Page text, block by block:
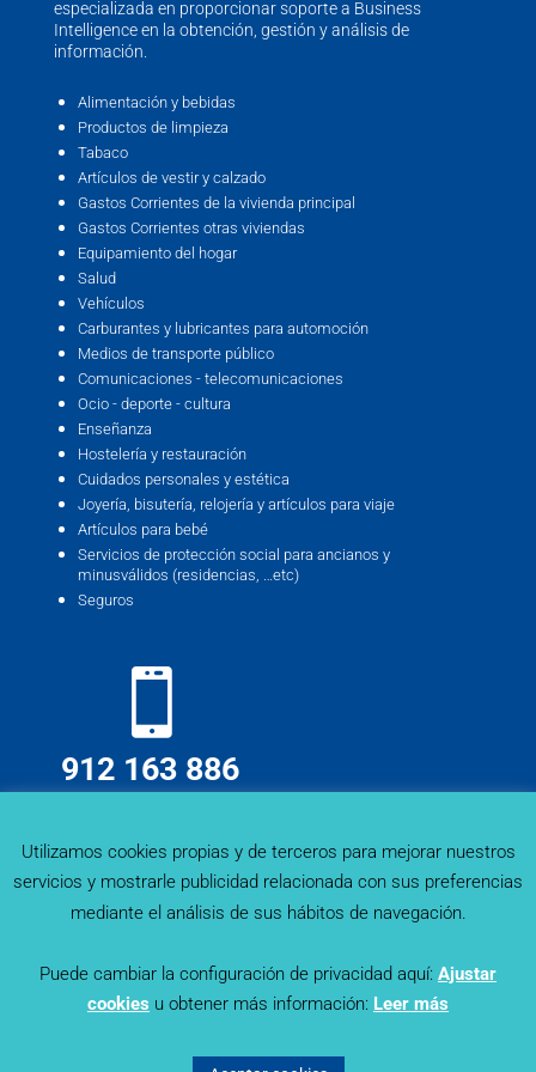
especializada en proporcionar soporte a Business
Intelligence en la obtención, gestión y análisis de
información.
Alimentación y bebidas
Productos de limpieza
Tabaco
Artículos de vestir y calzado
Gastos Corrientes de la vivienda principal
Gastos Corrientes otras viviendas
Equipamiento del hogar
Salud
Vehículos
Carburantes y lubricantes para automoción
Medios de transporte público
Comunicaciones - telecomunicaciones
Ocio - deporte - cultura
Enseñanza
Hostelería y restauración
Cuidados personales y estética
Joyería, bisutería, relojería y artículos para viaje
Artículos para bebé
Servicios de protección social para ancianos y
minusválidos (residencias, …etc)
Seguros
912 163 886
Utilizamos cookies propias y de terceros para mejorar nuestros
servicios y mostrarle publicidad relacionada con sus preferencias
mediante el análisis de sus hábitos de navegación.
Puede cambiar la configuración de privacidad aquí: Ajustar
cookies u obtener más información: Leer más